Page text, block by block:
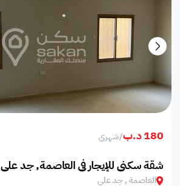
180 د.ب /شهري
شقة سكني للإيجار في العاصمة, جد علي
العاصمة , جد علي